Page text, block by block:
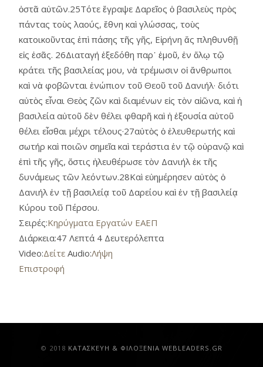
ὀστᾶ αὐτῶν.25Τότε ἔγραψε Δαρεῖος ὁ βασιλεὺς πρὸς
πάντας τοὺς λαούς, ἔθνη καὶ γλώσσας, τοὺς
κατοικοῦντας ἐπὶ πάσης τῆς γῆς, Εἰρήνη ἄς πληθυνθῇ
εἰς ἐσᾶς. 26Διαταγή ἐξεδόθη παρ᾿ ἐμοῦ, ἐν ὅλῳ τῷ
κράτει τῆς βασιλείας μου, νὰ τρέμωσιν οἱ ἄνθρωποι
καὶ νὰ φοβῶνται ἐνώπιον τοῦ Θεοῦ τοῦ Δανιήλ· διότι
αὐτὸς εἶναι Θεὸς ζῶν καὶ διαμένων εἰς τὸν αἰῶνα, καὶ ἡ
βασιλεία αὐτοῦ δὲν θέλει φθαρῆ καὶ ἡ ἐξουσία αὐτοῦ
θέλει εἶσθαι μέχρι τέλους·27αὐτὸς ὁ ἐλευθερωτής καὶ
σωτήρ καὶ ποιῶν σημεῖα καὶ τεράστια ἐν τῷ οὐρανῷ καὶ
ἐπὶ τῆς γῆς, ὅστις ἠλευθέρωσε τὸν Δανιήλ ἐκ τῆς
δυνάμεως τῶν λεόντων.28Καὶ εὐημέρησεν αὐτὸς ὁ
Δανιήλ ἐν τῇ βασιλείᾳ τοῦ Δαρείου καὶ ἐν τῇ βασιλείᾳ
Κύρου τοῦ Πέρσου.
Σειρές:Κηρύγματα Εργατών ΕΑΕΠ
Διάρκεια:47 Λεπτά 4 Δευτερόλεπτα
Video:Δείτε Audio:Λήψη
Επιστροφή
© 2018 ΚAΤΑΣΚΕΥΗ & ΦΙΛΟΞΕΝΙΑ WEBLEADERS.GR